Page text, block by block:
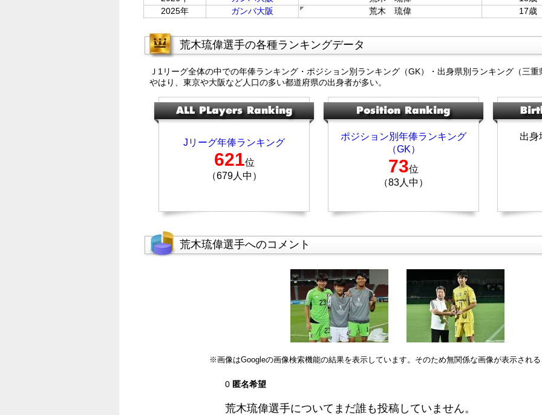
2025年
ガンバ大阪 荒木 琉偉 17歳
荒木琉偉選手の各種ランキングデータ
Ｊ1リーグ全体の中での年俸ランキング・ポジション別ランキング（GK）・出身県別ランキング（三
やはり、東京や大阪など人口の多い都道府県の出身者が多い。
Jリーグ年俸ランキング
621位
（679人中）
ポジション別年俸ランキング
（GK）
73位
（83人中）
出身
荒木琉偉選手へのコメント
※画像はGoogleの画像検索機能の結果を表示しています。そのため無関係な画像が表示され
0 匿名希望
荒木琉偉選手についてまだ誰も投稿していません。